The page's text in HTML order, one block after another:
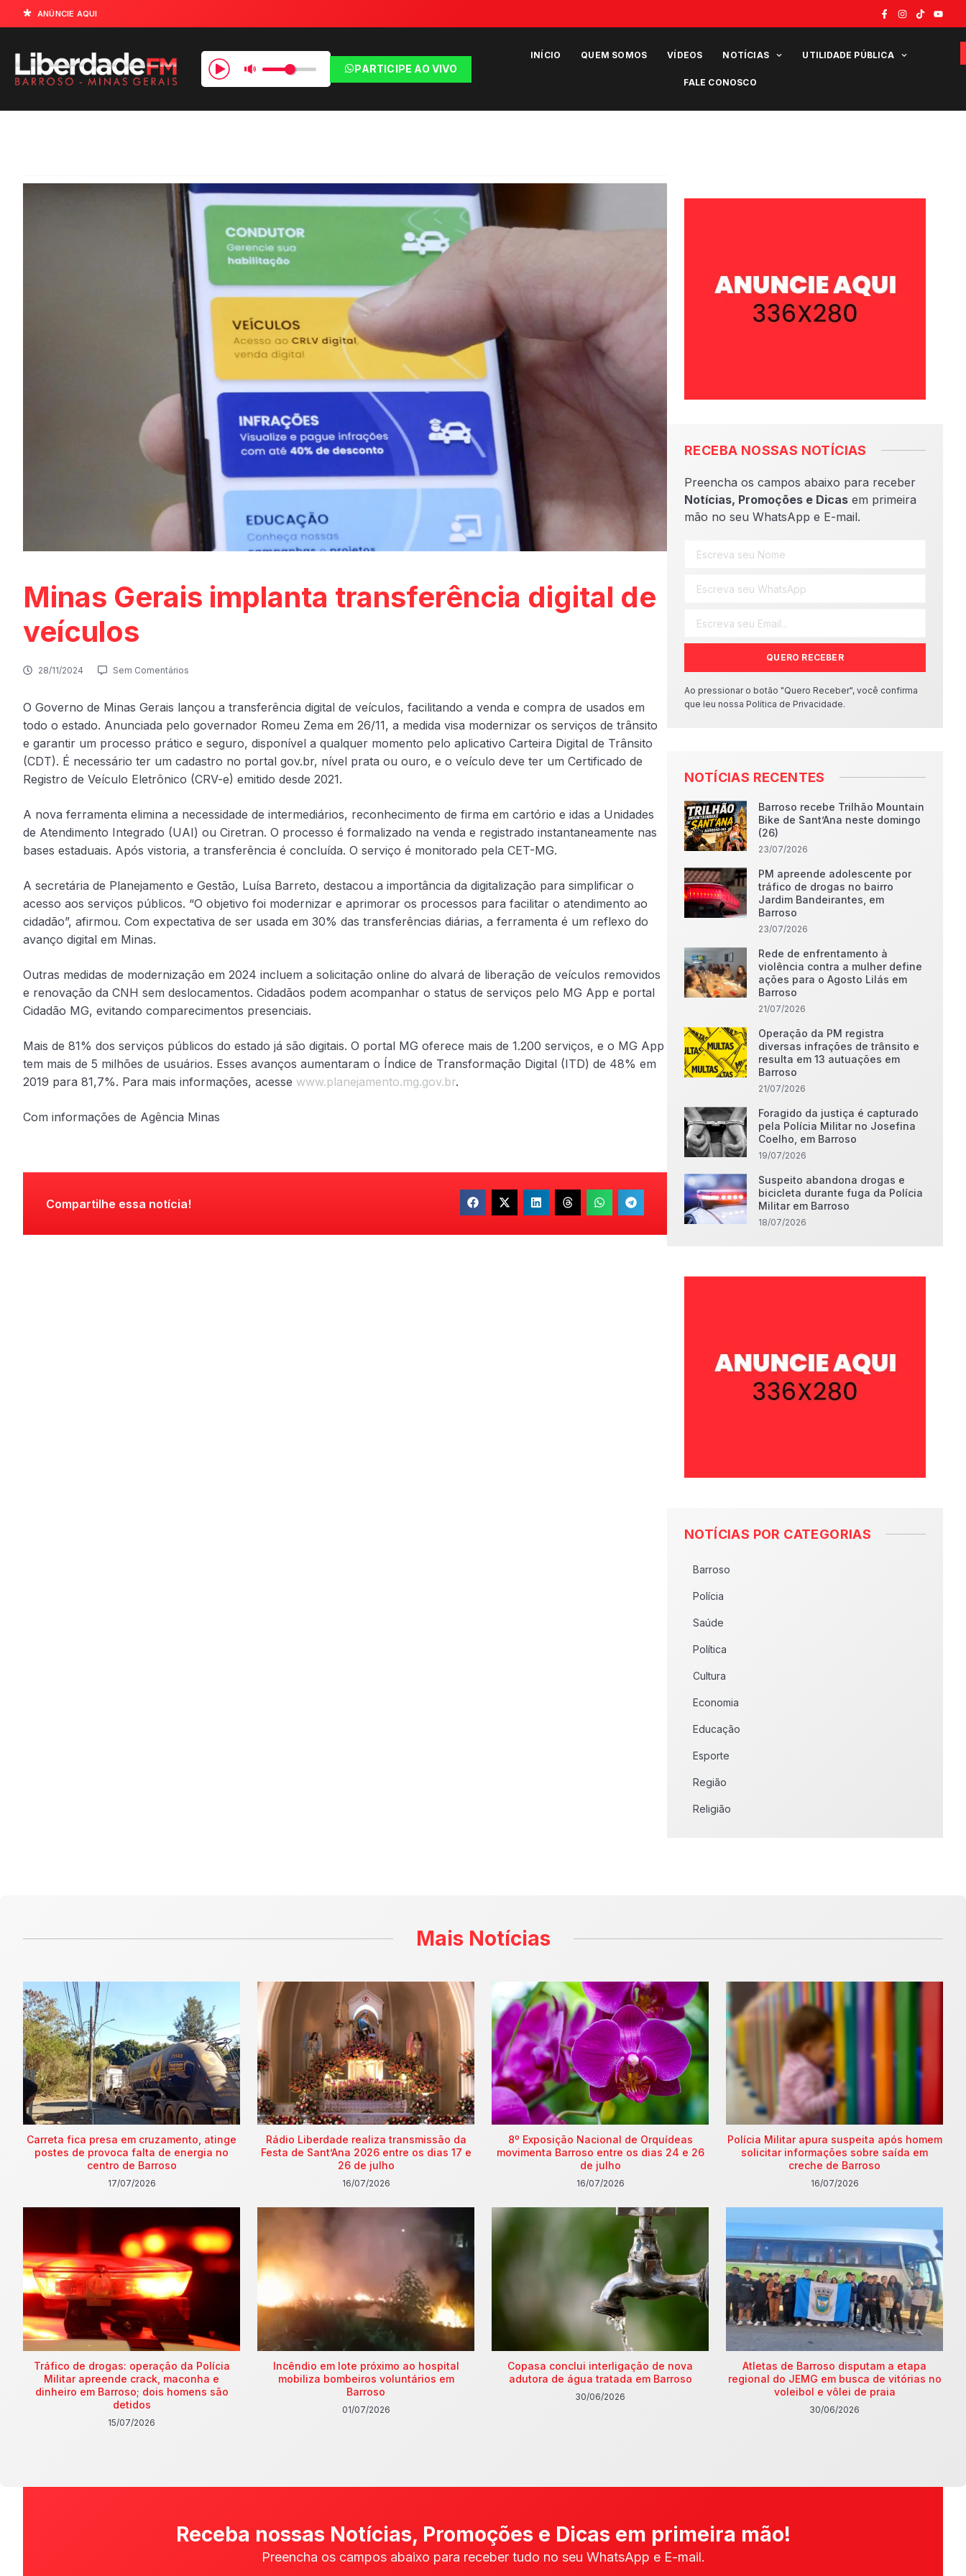
ANÚNCIE AQUI
PARTICIPE AO VIVO
INÍCIO QUEM SOMOS VÍDEOS NOTÍCIAS UTILIDADE PÚBLICA
FALE CONOSCO
Minas Gerais implanta transferência digital de
veículos
28/11/2024 Sem Comentários
O Governo de Minas Gerais lançou a transferência digital de veículos, facilitando a venda e compra de usados em
todo o estado. Anunciada pelo governador Romeu Zema em 26/11, a medida visa modernizar os serviços de trânsito
e garantir um processo prático e seguro, disponível a qualquer momento pelo aplicativo Carteira Digital de Trânsito
(CDT). É necessário ter um cadastro no portal gov.br, nível prata ou ouro, e o veículo deve ter um Certificado de
Registro de Veículo Eletrônico (CRV-e) emitido desde 2021.
A nova ferramenta elimina a necessidade de intermediários, reconhecimento de firma em cartório e idas a Unidades
de Atendimento Integrado (UAI) ou Ciretran. O processo é formalizado na venda e registrado instantaneamente nas
bases estaduais. Após vistoria, a transferência é concluída. O serviço é monitorado pela CET-MG.
A secretária de Planejamento e Gestão, Luísa Barreto, destacou a importância da digitalização para simplificar o
acesso aos serviços públicos. “O objetivo foi modernizar e aprimorar os processos para facilitar o atendimento ao
cidadão”, afirmou. Com expectativa de ser usada em 30% das transferências diárias, a ferramenta é um reflexo do
avanço digital em Minas.
Outras medidas de modernização em 2024 incluem a solicitação online do alvará de liberação de veículos removidos
e renovação da CNH sem deslocamentos. Cidadãos podem acompanhar o status de serviços pelo MG App e portal
Cidadão MG, evitando comparecimentos presenciais.
Mais de 81% dos serviços públicos do estado já são digitais. O portal MG oferece mais de 1.200 serviços, e o MG App
tem mais de 5 milhões de usuários. Esses avanços aumentaram o Índice de Transformação Digital (ITD) de 48% em
2019 para 81,7%. Para mais informações, acesse www.planejamento.mg.gov.br.
Com informações de Agência Minas
Compartilhe essa notícia!
RECEBA NOSSAS NOTÍCIAS
Preencha os campos abaixo para receber
Notícias, Promoções e Dicas em primeira
mão no seu WhatsApp e E-mail.
QUERO RECEBER
Ao pressionar o botão "Quero Receber", você confirma
que leu nossa Política de Privacidade.
NOTÍCIAS RECENTES
Barroso recebe Trilhão Mountain
Bike de Sant’Ana neste domingo
(26)
23/07/2026
PM apreende adolescente por
tráfico de drogas no bairro
Jardim Bandeirantes, em
Barroso
23/07/2026
Rede de enfrentamento à
violência contra a mulher define
ações para o Agosto Lilás em
Barroso
21/07/2026
Operação da PM registra
diversas infrações de trânsito e
resulta em 13 autuações em
Barroso
21/07/2026
Foragido da justiça é capturado
pela Polícia Militar no Josefina
Coelho, em Barroso
19/07/2026
Suspeito abandona drogas e
bicicleta durante fuga da Polícia
Militar em Barroso
18/07/2026
NOTÍCIAS POR CATEGORIAS
Barroso
Polícia
Saúde
Política
Cultura
Economia
Educação
Esporte
Região
Religião
Mais Notícias
Carreta fica presa em cruzamento, atinge
postes de provoca falta de energia no
centro de Barroso
17/07/2026
Rádio Liberdade realiza transmissão da
Festa de Sant’Ana 2026 entre os dias 17 e
26 de julho
16/07/2026
8º Exposição Nacional de Orquídeas
movimenta Barroso entre os dias 24 e 26
de julho
16/07/2026
Polícia Militar apura suspeita após homem
solicitar informações sobre saída em
creche de Barroso
16/07/2026
Tráfico de drogas: operação da Polícia
Militar apreende crack, maconha e
dinheiro em Barroso; dois homens são
detidos
15/07/2026
Incêndio em lote próximo ao hospital
mobiliza bombeiros voluntários em
Barroso
01/07/2026
Copasa conclui interligação de nova
adutora de água tratada em Barroso
30/06/2026
Atletas de Barroso disputam a etapa
regional do JEMG em busca de vitórias no
voleibol e vôlei de praia
30/06/2026
Receba nossas Notícias, Promoções e Dicas em primeira mão!
Preencha os campos abaixo para receber tudo no seu WhatsApp e E-mail.